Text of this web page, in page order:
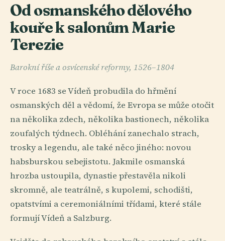
Od osmanského dělového
kouře k salonům Marie
Terezie
Barokní říše a osvícenské reformy, 1526–1804
V roce 1683 se Vídeň probudila do hřmění
osmanských děl a vědomí, že Evropa se může otočit
na několika zdech, několika bastionech, několika
zoufalých týdnech. Obléhání zanechalo strach,
trosky a legendu, ale také něco jiného: novou
habsburskou sebejistotu. Jakmile osmanská
hrozba ustoupila, dynastie přestavěla nikoli
skromně, ale teatrálně, s kupolemi, schodišti,
opatstvími a ceremoniálními třídami, které stále
formují Vídeň a Salzburg.